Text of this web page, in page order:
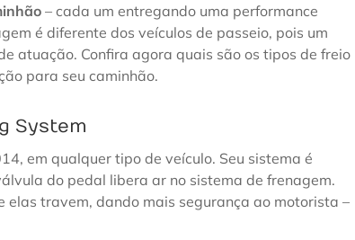
– cada um entregando uma performance
é diferente dos veículos de passeio, pois um
atuação. Confira agora quais são os tipos de freio
para seu caminhão.
System
em qualquer tipo de veículo. Seu sistema é
do pedal libera ar no sistema de frenagem.
elas travem, dando mais segurança ao motorista –